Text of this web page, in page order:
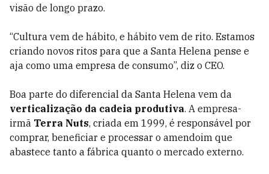
visão de longo prazo.
“Cultura vem de hábito, e hábito vem de rito. Estamos
criando novos ritos para que a Santa Helena pense e
aja como uma empresa de consumo”, diz o CEO.
Boa parte do diferencial da Santa Helena vem da
verticalização da cadeia produtiva. A empresa-
irmã Terra Nuts, criada em 1999, é responsável por
comprar, beneficiar e processar o amendoim que
abastece tanto a fábrica quanto o mercado externo.